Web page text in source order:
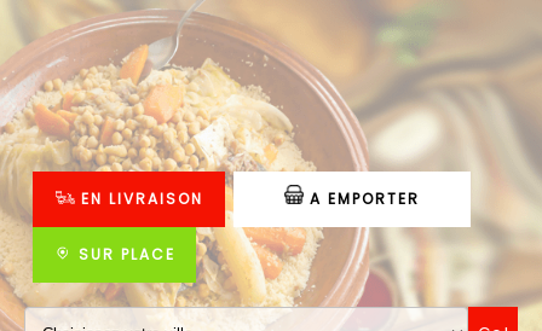
ACCUEIL
LA CARTE
VOTRE COMPTE
NOTRE RESTAURANT
VOS AVIS
MENTIONS LÉGALES
EN LIVRAISON A EMPORTER
SUR PLACE